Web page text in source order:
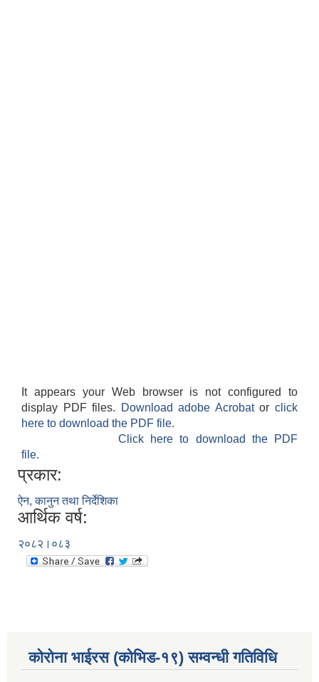
It appears your Web browser is not configured to
display PDF files.
Download adobe Acrobatorclick
here to download the PDF file.
Click here to download the PDF
file.
प्रकार:
ऐन, कानुन तथा निर्देशिका
आर्थिक वर्ष:
२०८२।०८३
कोरोना भाईरस (कोभिड-१९) सम्वन्धी गतिविधि